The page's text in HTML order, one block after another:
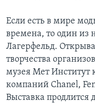
Если есть в мире
времена, то один из
Лагерфельд.
творчества
музея Мет Институт
компаний Chanel,
Выставка продлится